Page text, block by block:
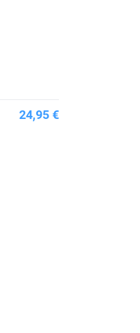
24,95 €